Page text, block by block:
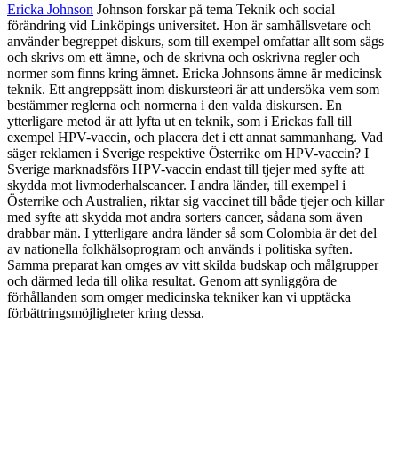
Ericka Johnson Johnson forskar på tema Teknik och social
förändring vid Linköpings universitet. Hon är samhällsvetare och
använder begreppet diskurs, som till exempel omfattar allt som sägs
och skrivs om ett ämne, och de skrivna och oskrivna regler och
normer som finns kring ämnet. Ericka Johnsons ämne är medicinsk
teknik. Ett angreppsätt inom diskursteori är att undersöka vem som
bestämmer reglerna och normerna i den valda diskursen. En
ytterligare metod är att lyfta ut en teknik, som i Erickas fall till
exempel HPV-vaccin, och placera det i ett annat sammanhang. Vad
säger reklamen i Sverige respektive Österrike om HPV-vaccin? I
Sverige marknadsförs HPV-vaccin endast till tjejer med syfte att
skydda mot livmoderhalscancer. I andra länder, till exempel i
Österrike och Australien, riktar sig vaccinet till både tjejer och killar
med syfte att skydda mot andra sorters cancer, sådana som även
drabbar män. I ytterligare andra länder så som Colombia är det del
av nationella folkhälsoprogram och används i politiska syften.
Samma preparat kan omges av vitt skilda budskap och målgrupper
och därmed leda till olika resultat. Genom att synliggöra de
förhållanden som omger medicinska tekniker kan vi upptäcka
förbättringsmöjligheter kring dessa.